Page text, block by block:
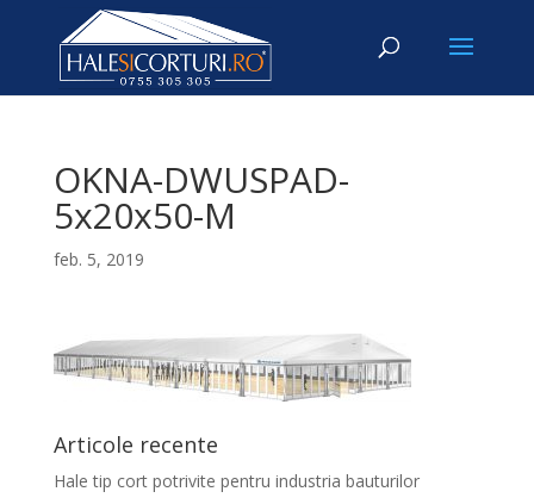
OKNA-DWUSPAD-
5x20x50-M
feb. 5, 2019
Articole recente
Hale tip cort potrivite pentru industria bauturilor